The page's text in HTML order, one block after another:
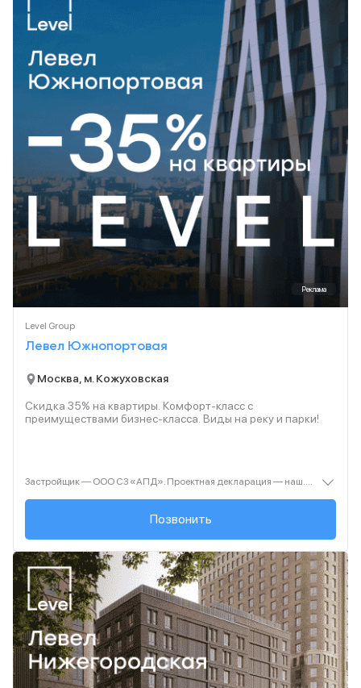
Реклама
Level Group
Левел Южнопортовая
Москва, м. Кожуховская
Скидка 35% на квартиры. Комфорт-класс с
преимуществами бизнес-класса. Виды на реку и парки!
Застройщик — ООО СЗ «АПД». Проектная декларация — наш.дом.рф. Акция до 28.02.2026. Не оферта. Подробности — Level.ru
+7 (495) 236-91-...
Позвонить